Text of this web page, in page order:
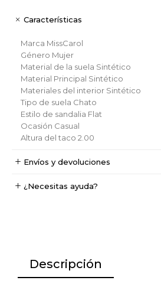
Características
Marca MissCarol
Género Mujer
Material de la suela Sintético
Material Principal Sintético
Materiales del interior Sintético
Tipo de suela Chato
Estilo de sandalia Flat
Ocasión Casual
Altura del taco 2.00
Envíos y devoluciones
¿Necesitas ayuda?
Descripción